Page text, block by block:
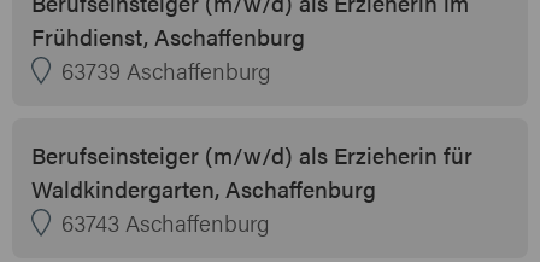
Frühdienst, Aschaffenburg
63739 Aschaffenburg
Berufseinsteiger (m/w/d) als Erzieherin für
Waldkindergarten, Aschaffenburg
63743 Aschaffenburg